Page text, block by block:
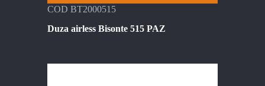
COD BT2000515
Duza airless Bisonte 515 PAZ